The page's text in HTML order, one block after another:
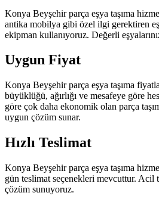
Konya Beyşehir parça eşya taşıma
antika mobilya gibi özel ilgi gerektiren
ekipman kullanıyoruz. Değerli
Uygun Fiyat
Konya Beyşehir parça eşya taşıma
büyüklüğü, ağırlığı ve mesafeye göre
göre çok daha ekonomik olan parça
uygun çözüm sunar.
Hızlı Teslimat
Konya Beyşehir parça eşya taşıma
gün teslimat seçenekleri mevcuttur. Acil
çözüm sunuyoruz.